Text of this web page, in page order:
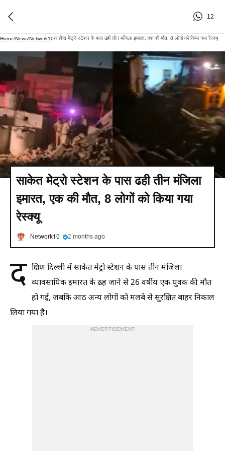
12
Home/News/Network10/साकेत मेट्रो स्टेशन के पास ढही तीन मंजिला इमारत, एक की मौत, 8 लोगों को किया गया रेस्क्यू
साकेत मेट्रो स्टेशन के पास ढही तीन मंजिला
इमारत, एक की मौत, 8 लोगों को किया गया
रेस्क्यू
Network10 2 months ago
द क्षिण दिल्ली में साकेत मेट्रो स्टेशन के पास तीन मंजिला
व्यावसायिक इमारत के ढह जाने से 26 वर्षीय एक युवक की मौत
हो गई, जबकि आठ अन्य लोगों को मलबे से सुरक्षित बाहर निकाल
लिया गया है।
ADVERTISEMENT